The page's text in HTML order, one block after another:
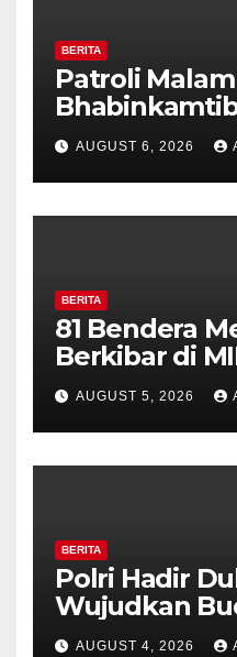
BERITA
Patroli Malam
Pilar
Perkuat
Diajak
AUGUST 6, 2026
BERITA
81 Bendera
Berkibar di
Timpik Hadiri
HUT ke-81
AUGUST 5, 2026
BERITA
Polri Hadir
Wujudkan
Sehat di
AUGUST 4, 2026